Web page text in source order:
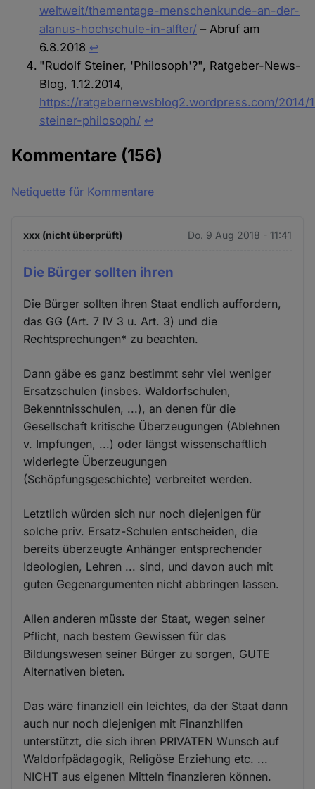
weltweit/thementage-menschenkunde-an-der-
alanus-hochschule-in-alfter/ – Abruf am
6.8.2018 ↩︎
"Rudolf Steiner, 'Philosoph'?", Ratgeber-News-
Blog, 1.12.2014,
https://ratgebernewsblog2.wordpress.com/2014/
steiner-philosoph/ ↩︎
Kommentare (156)
Netiquette für Kommentare
xxx (nicht überprüft) Do. 9 Aug 2018 - 11:41
Die Bürger sollten ihren
Die Bürger sollten ihren Staat endlich auffordern,
das GG (Art. 7 IV 3 u. Art. 3) und die
Rechtsprechungen* zu beachten.
Dann gäbe es ganz bestimmt sehr viel weniger
Ersatzschulen (insbes. Waldorfschulen,
Bekenntnisschulen, ...), an denen für die
Gesellschaft kritische Überzeugungen (Ablehnen
v. Impfungen, ...) oder längst wissenschaftlich
widerlegte Überzeugungen
(Schöpfungsgeschichte) verbreitet werden.
Letztlich würden sich nur noch diejenigen für
solche priv. Ersatz-Schulen entscheiden, die
bereits überzeugte Anhänger entsprechender
Ideologien, Lehren ... sind, und davon auch mit
guten Gegenargumenten nicht abbringen lassen.
Allen anderen müsste der Staat, wegen seiner
Pflicht, nach bestem Gewissen für das
Bildungswesen seiner Bürger zu sorgen, GUTE
Alternativen bieten.
Das wäre finanziell ein leichtes, da der Staat dann
auch nur noch diejenigen mit Finanzhilfen
unterstützt, die sich ihren PRIVATEN Wunsch auf
Waldorfpädagogik, Religöse Erziehung etc. ...
NICHT aus eigenen Mitteln finanzieren können.